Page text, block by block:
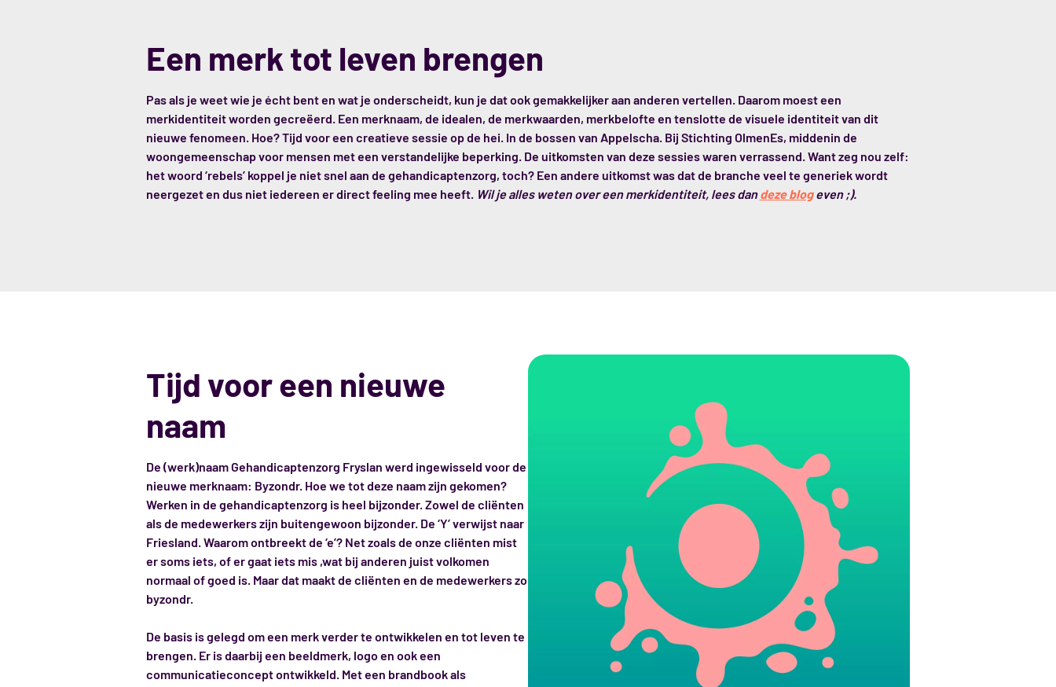
Een merk tot leven brengen
Pas als je weet wie je écht bent en wat je onderscheidt, kun je dat ook gemakkelijker aan anderen vertellen. Daarom moest een
merkidentiteit worden gecreëerd. Een merknaam, de idealen, de merkwaarden, merkbelofte en tenslotte de visuele identiteit van dit
nieuwe fenomeen. Hoe? Tijd voor een creatieve sessie op de hei. In de bossen van Appelscha. Bij Stichting OlmenEs, middenin de
woongemeenschap voor mensen met een verstandelijke beperking. De uitkomsten van deze sessies waren verrassend. Want zeg nou zelf:
het woord ‘rebels’ koppel je niet snel aan de gehandicaptenzorg, toch? Een andere uitkomst was dat de branche veel te generiek wordt
neergezet en dus niet iedereen er direct feeling mee heeft. Wil je alles weten over een merkidentiteit, lees dandeze blogeven ;).
Tijd voor een nieuwe
naam
De (werk)naam Gehandicaptenzorg Fryslan werd ingewisseld voor de
nieuwe merknaam: Byzondr. Hoe we tot deze naam zijn gekomen?
Werken in de gehandicaptenzorg is heel bijzonder. Zowel de cliënten
als de medewerkers zijn buitengewoon bijzonder. De ‘Y’ verwijst naar
Friesland. Waarom ontbreekt de ‘e’? Net zoals de onze cliënten mist
er soms iets, of er gaat iets mis ,wat bij anderen juist volkomen
normaal of goed is. Maar dat maakt de cliënten en de medewerkers zo
byzondr.
De basis is gelegd om een merk verder te ontwikkelen en tot leven te
brengen. Er is daarbij een beeldmerk, logo en ook een
communicatieconcept ontwikkeld. Met een brandbook als